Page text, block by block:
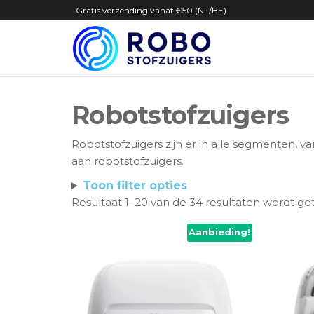
naar
Gratis verzending vanaf €50 (NL/BE)
aankoop
Robotstofzuigers
Robotstofzuigers zijn er in alle segmenten,
aan robotstofzuigers.
Toon filter opties
Resultaat 1–20 van de 34 resultaten wordt
Aanbieding!